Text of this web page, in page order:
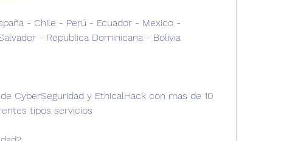
- Chile - Perú - Ecuador - Mexico -
- Republica Dominicana - Bolivia
CyberSeguridad y EthicalHack con mas de 10
tipos servicios